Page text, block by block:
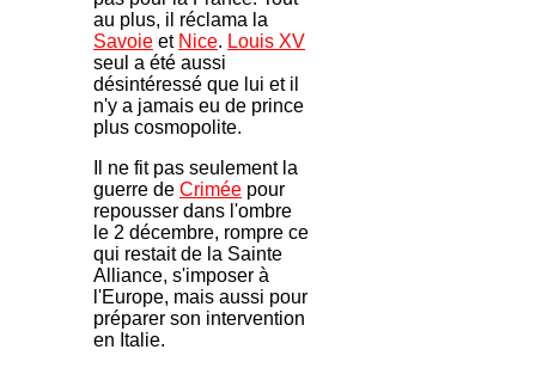
au plus, il réclama la
Savoie et Nice. Louis XV
seul a été aussi
désintéressé que lui et il
n'y a jamais eu de prince
plus cosmopolite.
Il ne fit pas seulement la
guerre de Crimée pour
repousser dans l'ombre
le 2 décembre, rompre ce
qui restait de la Sainte
Alliance, s'imposer à
l'Europe, mais aussi pour
préparer son intervention
en Italie.